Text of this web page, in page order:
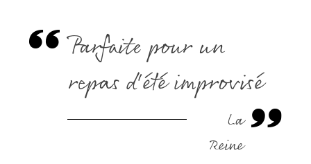
Parfaite pour un
repas d'été improvisé
La
Reine